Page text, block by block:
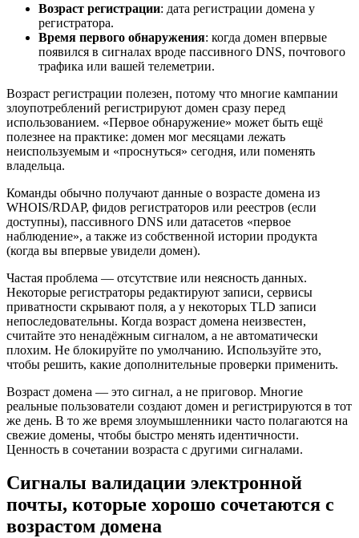
Возраст регистрации: дата регистрации домена у
регистратора.
Время первого обнаружения: когда домен впервые
появился в сигналах вроде пассивного DNS, почтового
трафика или вашей телеметрии.
Возраст регистрации полезен, потому что многие кампании
злоупотреблений регистрируют домен сразу перед
использованием. «Первое обнаружение» может быть ещё
полезнее на практике: домен мог месяцами лежать
неиспользуемым и «проснуться» сегодня, или поменять
владельца.
Команды обычно получают данные о возрасте домена из
WHOIS/RDAP, фидов регистраторов или реестров (если
доступны), пассивного DNS или датасетов «первое
наблюдение», а также из собственной истории продукта
(когда вы впервые увидели домен).
Частая проблема — отсутствие или неясность данных.
Некоторые регистраторы редактируют записи, сервисы
приватности скрывают поля, а у некоторых TLD записи
непоследовательны. Когда возраст домена неизвестен,
считайте это ненадёжным сигналом, а не автоматически
плохим. Не блокируйте по умолчанию. Используйте это,
чтобы решить, какие дополнительные проверки применить.
Возраст домена — это сигнал, а не приговор. Многие
реальные пользователи создают домен и регистрируются в тот
же день. В то же время злоумышленники часто полагаются на
свежие домены, чтобы быстро менять идентичности.
Ценность в сочетании возраста с другими сигналами.
Сигналы валидации электронной
почты, которые хорошо сочетаются с
возрастом домена